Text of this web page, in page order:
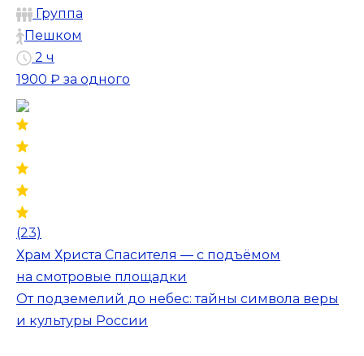
Группа
Пешком
2 ч
1900 ₽ за одного
(23)
Храм Христа Спасителя — с подъёмом
на смотровые площадки
От подземелий до небес: тайны символа веры
и культуры России